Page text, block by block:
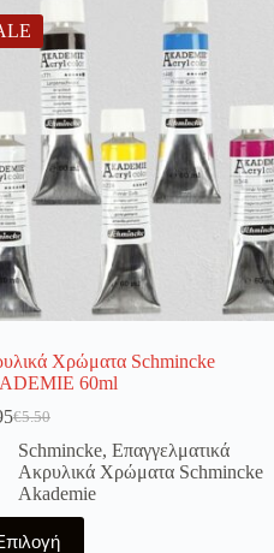
Χρώματα Schmincke
60ml
€5.50
Original
price
was:
€5.50.
Η
τρέχουσα
τιμή
είναι:
€4.95.
Schmincke, Επαγγελματικά
Ακρυλικά Χρώματα Schmincke
Akademie